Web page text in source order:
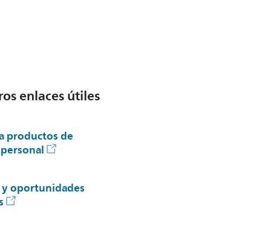
enlaces útiles
productos de
y oportunidades